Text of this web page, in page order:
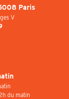
Paris
V
du matin